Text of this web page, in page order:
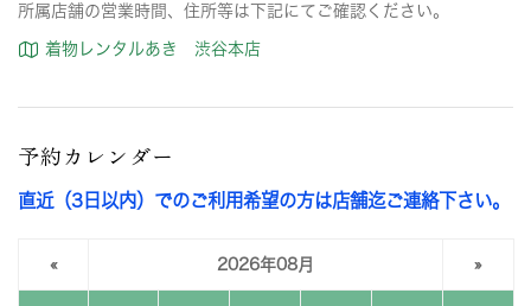
所属店舗の営業時間、住所等は下記にてご確認ください。
着物レンタルあき 渋谷本店
予約カレンダー
直近（3日以内）でのご利用希望の方は店舗迄ご連絡下さい。
« 2026年08月 »